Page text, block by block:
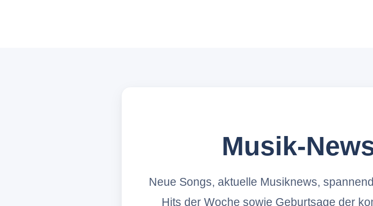
Musik-
Neue Songs, aktuelle Musiknews,
Hits der Woche sowie Geburtsage der